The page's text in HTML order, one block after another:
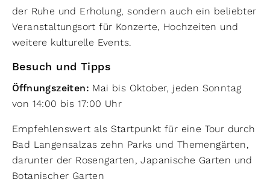
der Ruhe und Erholung, sondern auch ein beliebter
Veranstaltungsort für Konzerte, Hochzeiten und
weitere kulturelle Events.
Besuch und Tipps
Öffnungszeiten: Mai bis Oktober, jeden Sonntag
von 14:00 bis 17:00 Uhr
Empfehlenswert als Startpunkt für eine Tour durch
Bad Langensalzas zehn Parks und Themengärten,
darunter der Rosengarten, Japanische Garten und
Botanischer Garten